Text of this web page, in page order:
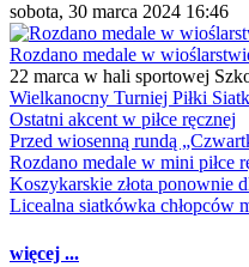
sobota, 30 marca 2024 16:46
Rozdano medale w
22 marca w hali sportowej
Wielkanocny Turniej Piłki
Ostatni akcent w piłce ręcznej
Przed wiosenną rundą
Rozdano medale w mini piłce
Koszykarskie złota ponownie
Licealna siatkówka chłopców
więcej ...